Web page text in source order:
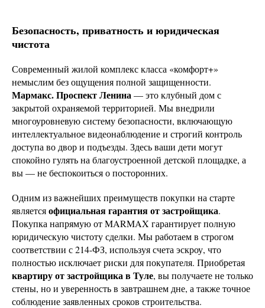
Безопасность, приватность и юридическая
чистота
Современный жилой комплекс класса «комфорт+»
немыслим без ощущения полной защищенности.
Мармакс. Проспект Ленина— это клубный дом с
закрытой охраняемой территорией. Мы внедрили
многоуровневую систему безопасности, включающую
интеллектуальное видеонаблюдение и строгий контроль
доступа во двор и подъезды. Здесь ваши дети могут
спокойно гулять на благоустроенной детской площадке, а
вы — не беспокоиться о посторонних.
Одним из важнейших преимуществ покупки на старте
являетсяофициальная гарантия от застройщика.
Покупка напрямую от MARMAX гарантирует полную
юридическую чистоту сделки. Мы работаем в строгом
соответствии с 214-ФЗ, используя счета эскроу, что
полностью исключает риски для покупателя. Приобретая
квартиру от застройщика в Туле, вы получаете не только
стены, но и уверенность в завтрашнем дне, а также точное
соблюдение заявленных сроков строительства.